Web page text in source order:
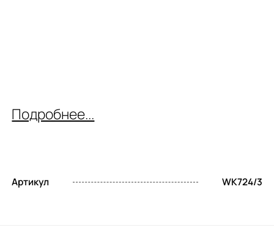
Подробнее...
Артикул WK724/3